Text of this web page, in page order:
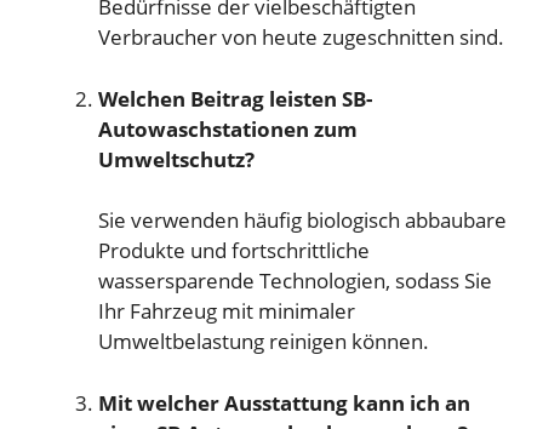
Bedürfnisse der vielbeschäftigten
Verbraucher von heute zugeschnitten sind.
Welchen Beitrag leisten SB-
Autowaschstationen zum
Umweltschutz?
Sie verwenden häufig biologisch abbaubare
Produkte und fortschrittliche
wassersparende Technologien, sodass Sie
Ihr Fahrzeug mit minimaler
Umweltbelastung reinigen können.
Mit welcher Ausstattung kann ich an